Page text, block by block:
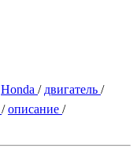
Honda / двигатель /
/описание /